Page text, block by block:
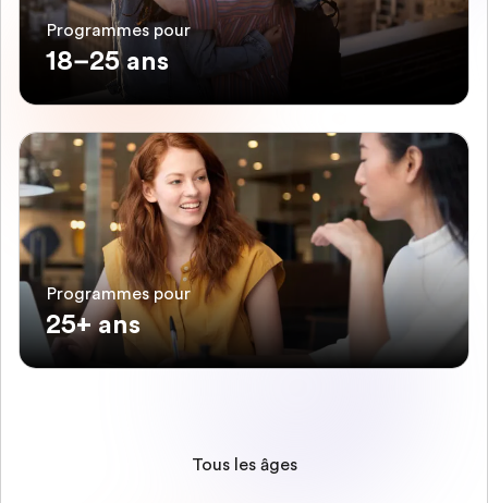
Programmes pour
18–25 ans
Programmes pour
25+ ans
Tous les âges